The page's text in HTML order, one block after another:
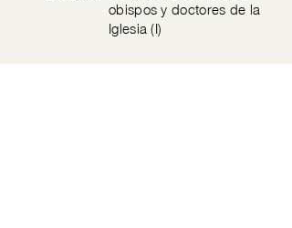
obispos y doctores de la
Iglesia (I)